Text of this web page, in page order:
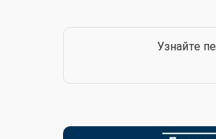
Узнайте